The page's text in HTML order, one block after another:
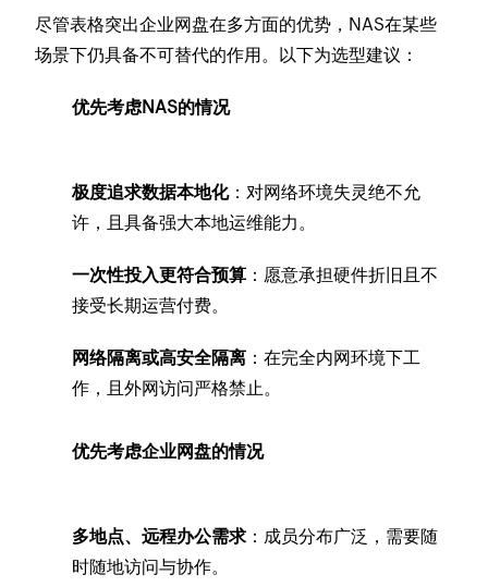
尽管表格突出企业网盘在多方面的优势，NAS在某些
场景下仍具备不可替代的作用。以下为选型建议：
优先考虑NAS的情况
极度追求数据本地化：对网络环境失灵绝不允
许，且具备强大本地运维能力。
一次性投入更符合预算 ：愿意承担硬件折旧且不
接受长期运营付费。
网络隔离或高安全隔离 ：在完全内网环境下工
作，且外网访问严格禁止。
优先考虑企业网盘的情况
多地点、远程办公需求：成员分布广泛，需要随
时随地访问与协作。